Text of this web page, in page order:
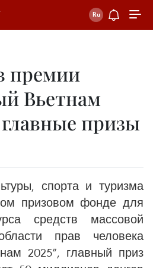
премии
Вьетнам
призы
спорта и туризма
призовом фонде для
средств массовой
прав человека
2025”, главный приз